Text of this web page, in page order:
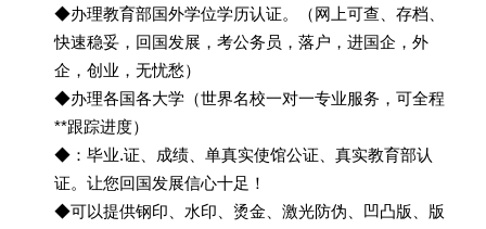
◆办理教育部国外学位学历认证。（网上可查、存档、
快速稳妥，回国发展，考公务员，落户，进国企，外
企，创业，无忧愁）
◆办理各国各大学（世界名校一对一专业服务，可全程
**跟踪进度）
◆：毕业.证、成绩、单真实使馆公证、真实教育部认
证。让您回国发展信心十足！
◆可以提供钢印、水印、烫金、激光防伪、凹凸版、版